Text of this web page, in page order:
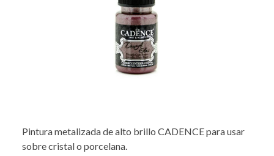
Pintura metalizada de alto brillo CADENCE para usar
sobre cristal o porcelana.